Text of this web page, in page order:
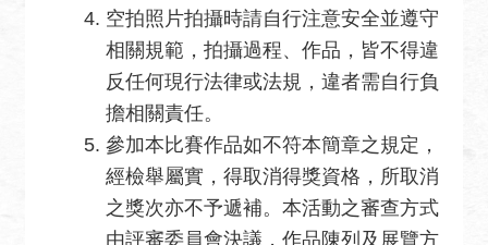
空拍照片拍攝時請自行注意安全並遵守
相關規範，拍攝過程、作品，皆不得違
反任何現行法律或法規，違者需自行負
擔相關責任。
參加本比賽作品如不符本簡章之規定，
經檢舉屬實，得取消得獎資格，所取消
之獎次亦不予遞補。本活動之審查方式
由評審委員會決議，作品陳列及展覽方